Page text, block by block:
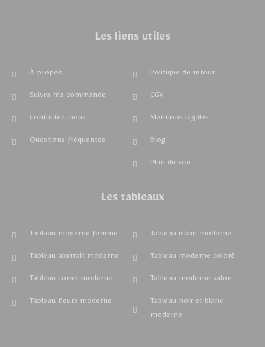
Les liens utiles
À propos
Suivra ma commande
Contactez-nous
Questions fréquentes
Politique de retour
CGV
Mentions légales
Blog
Plan du site
Les tableaux
Tableau moderne femme
Tableau abstrait moderne
Tableau coran moderne
Tableau fleurs moderne
Tableau islam moderne
Tableau moderne coloré
Tableau moderne salon
Tableau noir et blanc
moderne